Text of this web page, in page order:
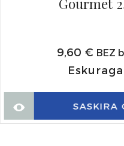
9,60 € BEZ
SASKIRA